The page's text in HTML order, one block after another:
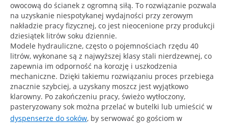
owocową do ścianek z ogromną siłą. To rozwiązanie pozwala
na uzyskanie niespotykanej wydajności przy zerowym
nakładzie pracy fizycznej, co jest nieocenione przy produkcji
dziesiątek litrów soku dziennie.
Modele hydrauliczne, często o pojemnościach rzędu 40
litrów, wykonane są z najwyższej klasy stali nierdzewnej, co
zapewnia im odporność na korozję i uszkodzenia
mechaniczne. Dzięki takiemu rozwiązaniu proces przebiega
znacznie szybciej, a uzyskany moszcz jest wyjątkowo
klarowny. Po zakończeniu pracy, świeżo wytłoczony,
pasteryzowany sok można przelać w butelki lub umieścić w
dyspenserze do soków, by serwować go gościom w